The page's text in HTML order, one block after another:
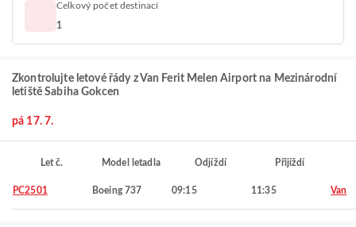
Celkový počet destinací
1
Zkontrolujte letové řády z Van Ferit Melen Airport na Mezinárodní
letiště Sabiha Gokcen
pá 17. 7.
Let č. Model letadla Odjíždí Přijíždí
PC2501 Boeing 737 09:15 11:35 Van